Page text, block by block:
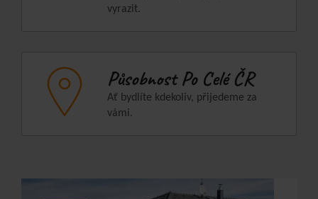
vyrazit.
Působnost Po Celé ČR
Ať bydlíte kdekoliv, přijedeme za
vámi.